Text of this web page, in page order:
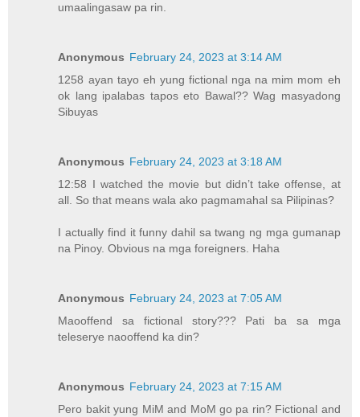
umaalingasaw pa rin.
Anonymous February 24, 2023 at 3:14 AM
1258 ayan tayo eh yung fictional nga na mim mom eh
ok lang ipalabas tapos eto Bawal?? Wag masyadong
Sibuyas
Anonymous February 24, 2023 at 3:18 AM
12:58 I watched the movie but didn’t take offense, at
all. So that means wala ako pagmamahal sa Pilipinas?
I actually find it funny dahil sa twang ng mga gumanap
na Pinoy. Obvious na mga foreigners. Haha
Anonymous February 24, 2023 at 7:05 AM
Maooffend sa fictional story??? Pati ba sa mga
teleserye naooffend ka din?
Anonymous February 24, 2023 at 7:15 AM
Pero bakit yung MiM and MoM go pa rin? Fictional and